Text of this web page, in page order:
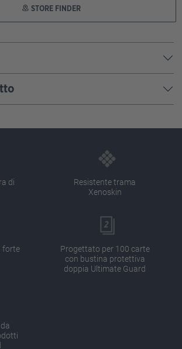
STORE FINDER
di
Resistente trama
Xenoskin
forte
Progettato per 100 carte
con bustina protettiva
doppia Ultimate Guard